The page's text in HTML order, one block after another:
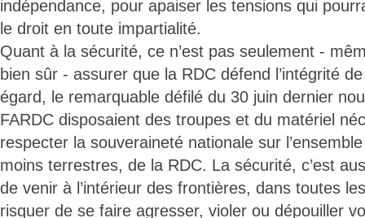
indépendance, pour apaiser les tensions qui
le droit en toute impartialité.
Quant à la sécurité, ce n’est pas seulement -
bien sûr - assurer que la RDC défend l’intégrité
égard, le remarquable défilé du 30 juin dernier
FARDC disposaient des troupes et du matériel
respecter la souveraineté nationale sur
moins terrestres, de la RDC. La sécurité, c’est
de venir à l’intérieur des frontières, dans toutes
risquer de se faire agresser, violer ou dépouiller